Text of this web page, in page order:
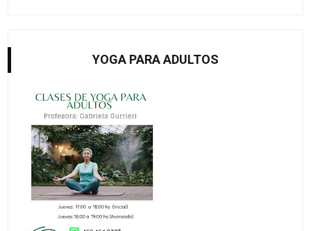
YOGA PARA ADULTOS